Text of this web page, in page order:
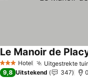
3 SterrenHotel Uitgestrekte
Le Manoir de
9,8 Uitstekend 347